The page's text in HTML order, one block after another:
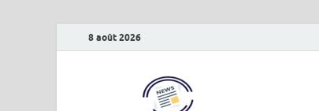
8 août 2026